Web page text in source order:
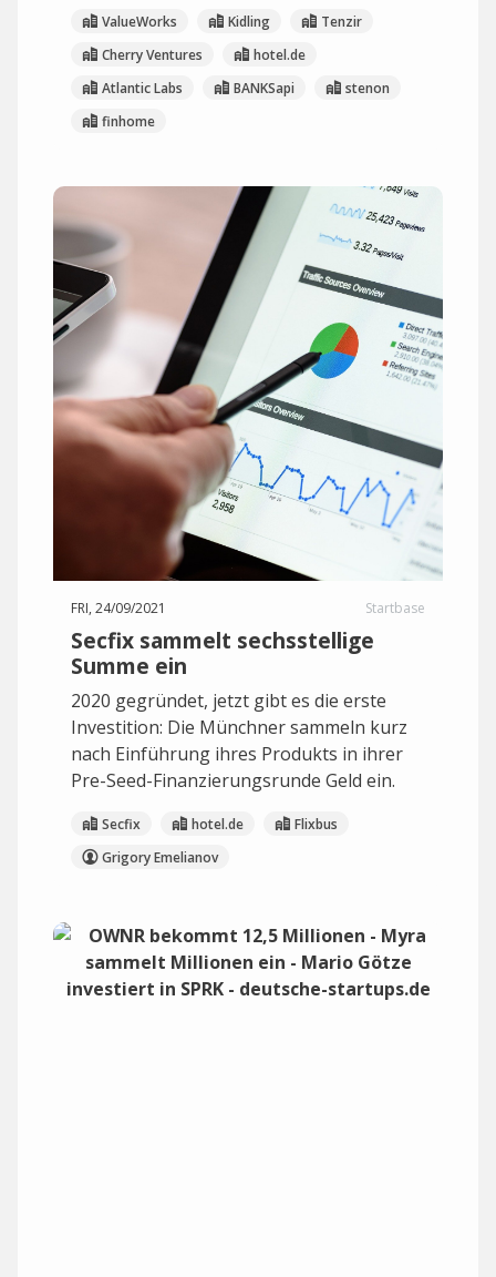
ValueWorks Kidling
Tenzir
Cherry Ventures
hotel.de
Atlantic Labs
BANKSapi
stenon
finhome
FRI, 24/09/2021 Startbase
Secfix sammelt sechsstellige
Summe ein
2020 gegründet, jetzt gibt es die erste
Investition: Die Münchner sammeln kurz
nach Einführung ihres Produkts in ihrer
Pre-Seed-Finanzierungsrunde Geld ein.
Secfix hotel.de
Flixbus
Grigory Emelianov